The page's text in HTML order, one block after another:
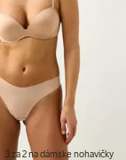
3 za 2 na dámske nohavičky